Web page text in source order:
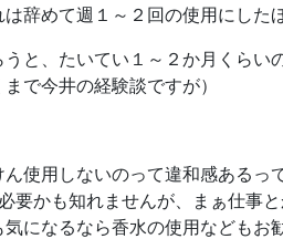
辞めて週１～２回の使用にした
と、たいてい１～２か月くらい
で今井の経験談ですが）
使用しないのって違和感あるっ
要かも知れませんが、まぁ仕事
になるなら香水の使用などもお